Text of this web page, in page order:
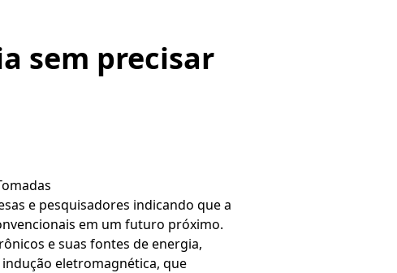
sem precisar
e pesquisadores indicando que a
em um futuro próximo.
e suas fontes de energia,
eletromagnética, que